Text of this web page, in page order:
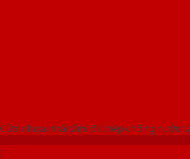
nhựa nhà tắm lõi thép chống nước